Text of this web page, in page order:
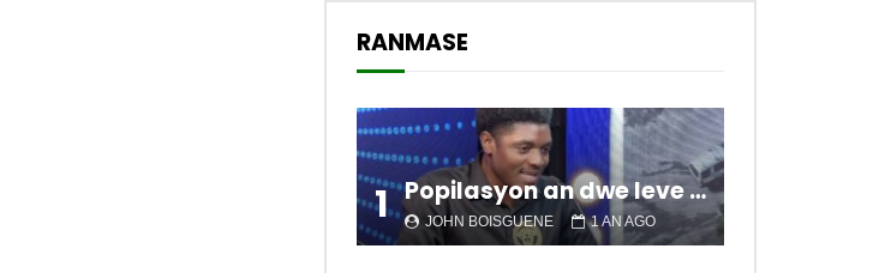
RANMASE
1 Popilasyon an dwe leve kanpe pou chanje sitiyasyon kawotik l’ap viv nan peyi a.
JOHN BOISGUENE 1 AN AGO